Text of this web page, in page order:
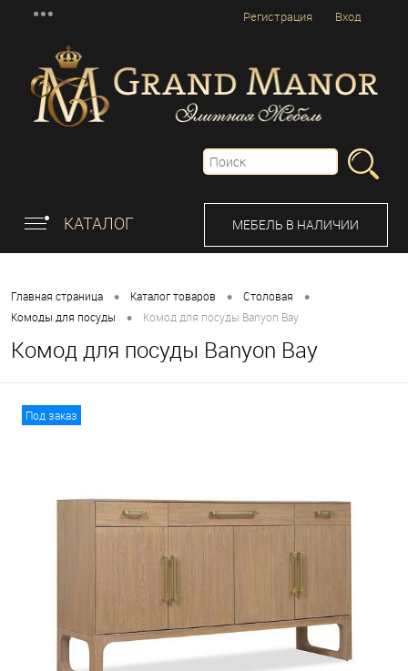
Вход
Регистрация
КАТАЛОГ МЕБЕЛЬ В НАЛИЧИИ
Главная страница • Каталог товаров • Столовая •
Комоды для посуды • Комод для посуды Banyon Bay
Комод для посуды Banyon Bay
Под заказ